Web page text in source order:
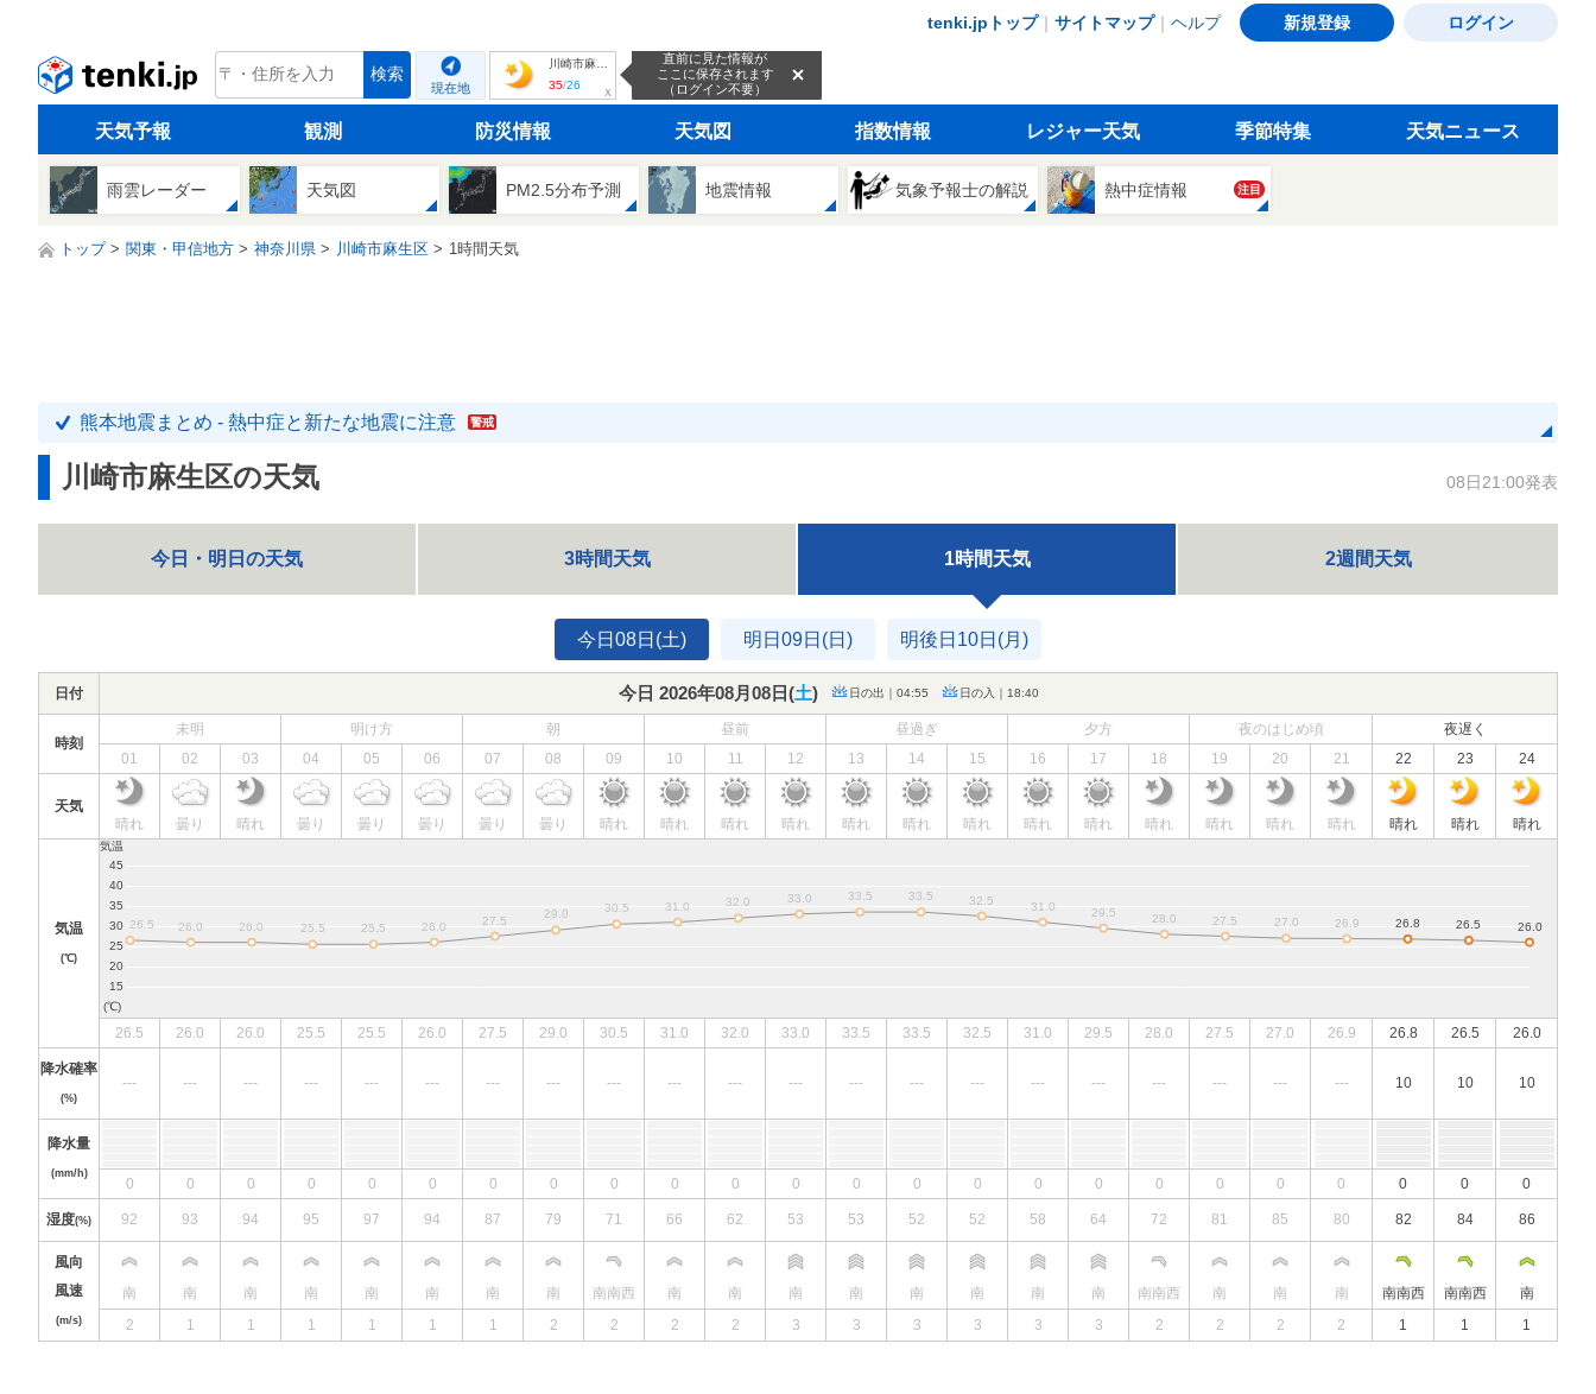
tenki.jpトップ｜ サイトマップ｜ ヘルプ 新規登録 ログイン
tenki.jp 検索
現在地
35/26 ｘ
直前に見た情報が
ここに保存されます
（ログイン不要）
天気予報 観測 防災情報 天気図 指数情報 レジャー天気 季節特集 天気ニュース
雨雲レーダー 天気図 PM2.5分布予測 地震情報 気象予報士の解説 熱中症情報 注目
トップ 関東・甲信地方 神奈川県 川崎市麻生区 1時間天気
熊本地震まとめ - 熱中症と新たな地震に注意 警戒
川崎市麻生区の天気 08日21:00発表
今日・明日の天気 3時間天気 1時間天気 2週間天気
今日08日(土) 明日09日(日) 明後日10日(月)
日付 今日 2026年08月08日(土) 日の出｜04:55 日の入｜18:40
時刻
未明 明け方 朝 昼前 昼過ぎ 夕方 夜のはじめ頃
夜遅く
01
02 03 04 05 06 07 08 09 10 11 12 13 14 15 16 17 18 19 20 21 22 23 24
天気
晴れ
曇り 晴れ 曇り 曇り 曇り 曇り 曇り 晴れ 晴れ 晴れ 晴れ 晴れ 晴れ 晴れ 晴れ 晴れ 晴れ 晴れ 晴れ 晴れ 晴れ 晴れ 晴れ
気温
(℃)
26.5 26.0 26.0 25.5 25.5 26.0 27.5 29.0 30.5 31.0 32.0 33.0 33.5 33.5 32.5 31.0 29.5 28.0 27.5 27.0 26.9 26.8 26.5 26.0
降水確率
(%)
--- --- --- --- --- --- --- --- --- --- --- --- --- --- --- --- --- --- --- --- --- 10 10 10
降水量
(mm/h)
0 0 0 0 0 0 0 0 0 0 0 0 0 0 0 0 0 0 0 0 0 0 0 0
湿度(%) 92 93 94 95 97 94 87 79 71 66 62 53 53 52 52 58 64 72 81 85 80 82 84 86
風向
風速
(m/s)
南 南 南 南 南 南 南 南 南南西 南 南 南 南 南 南 南 南 南南西 南 南 南 南南西 南南西
南
2
1 1 1 1 1 1 2 2 2 2 3 3 3 3 3 3 2 2 2 2 1 1 1